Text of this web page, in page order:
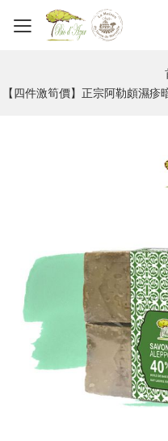
【四件激筍價】正宗阿勒頗濕